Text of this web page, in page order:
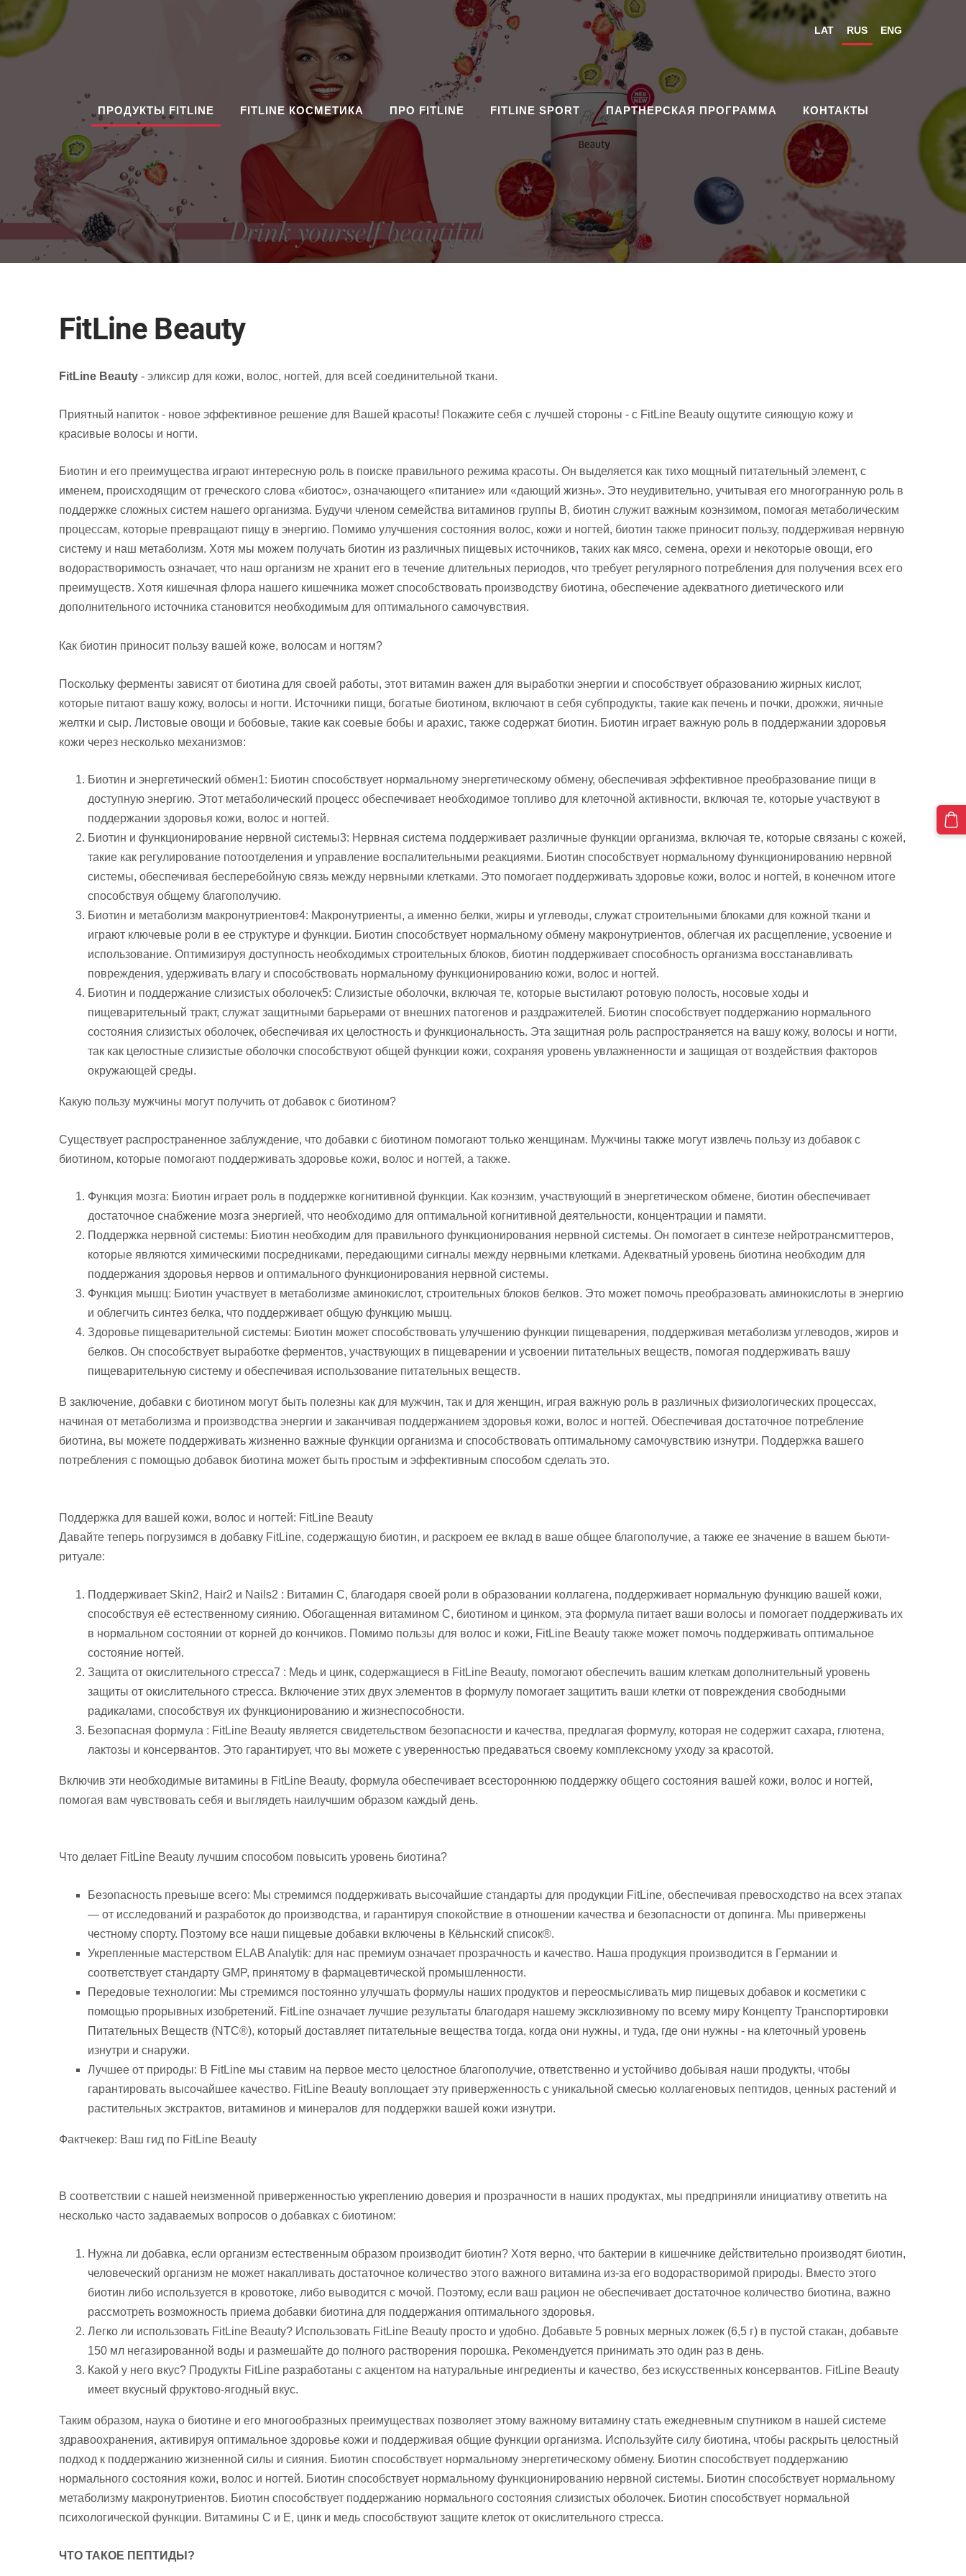
LAT RUS ENG
ПРОДУКТЫ FITLINE FITLINE КОСМЕТИКА ПРО FITLINE FITLINE SPORT ПАРТНЕРСКАЯ ПРОГРАММА КОНТАКТЫ
FitLine Beauty
FitLine Beauty - эликсир для кожи, волос, ногтей, для всей соединительной ткани.
Приятный напиток - новое эффективное решение для Вашей красоты! Покажите себя с лучшей стороны - с FitLine Beauty ощутите сияющую кожу и
красивые волосы и ногти.
Биотин и его преимущества играют интересную роль в поиске правильного режима красоты. Он выделяется как тихо мощный питательный элемент, с
именем, происходящим от греческого слова «биотос», означающего «питание» или «дающий жизнь». Это неудивительно, учитывая его многогранную роль в
поддержке сложных систем нашего организма. Будучи членом семейства витаминов группы B, биотин служит важным коэнзимом, помогая метаболическим
процессам, которые превращают пищу в энергию. Помимо улучшения состояния волос, кожи и ногтей, биотин также приносит пользу, поддерживая нервную
систему и наш метаболизм. Хотя мы можем получать биотин из различных пищевых источников, таких как мясо, семена, орехи и некоторые овощи, его
водорастворимость означает, что наш организм не хранит его в течение длительных периодов, что требует регулярного потребления для получения всех его
преимуществ. Хотя кишечная флора нашего кишечника может способствовать производству биотина, обеспечение адекватного диетического или
дополнительного источника становится необходимым для оптимального самочувствия.
Как биотин приносит пользу вашей коже, волосам и ногтям?
Поскольку ферменты зависят от биотина для своей работы, этот витамин важен для выработки энергии и способствует образованию жирных кислот,
которые питают вашу кожу, волосы и ногти. Источники пищи, богатые биотином, включают в себя субпродукты, такие как печень и почки, дрожжи, яичные
желтки и сыр. Листовые овощи и бобовые, такие как соевые бобы и арахис, также содержат биотин. Биотин играет важную роль в поддержании здоровья
кожи через несколько механизмов:
Биотин и энергетический обмен1: Биотин способствует нормальному энергетическому обмену, обеспечивая эффективное преобразование пищи в
доступную энергию. Этот метаболический процесс обеспечивает необходимое топливо для клеточной активности, включая те, которые участвуют в
поддержании здоровья кожи, волос и ногтей.
Биотин и функционирование нервной системы3: Нервная система поддерживает различные функции организма, включая те, которые связаны с кожей,
такие как регулирование потоотделения и управление воспалительными реакциями. Биотин способствует нормальному функционированию нервной
системы, обеспечивая бесперебойную связь между нервными клетками. Это помогает поддерживать здоровье кожи, волос и ногтей, в конечном итоге
способствуя общему благополучию.
Биотин и метаболизм макронутриентов4: Макронутриенты, а именно белки, жиры и углеводы, служат строительными блоками для кожной ткани и
играют ключевые роли в ее структуре и функции. Биотин способствует нормальному обмену макронутриентов, облегчая их расщепление, усвоение и
использование. Оптимизируя доступность необходимых строительных блоков, биотин поддерживает способность организма восстанавливать
повреждения, удерживать влагу и способствовать нормальному функционированию кожи, волос и ногтей.
Биотин и поддержание слизистых оболочек5: Слизистые оболочки, включая те, которые выстилают ротовую полость, носовые ходы и
пищеварительный тракт, служат защитными барьерами от внешних патогенов и раздражителей. Биотин способствует поддержанию нормального
состояния слизистых оболочек, обеспечивая их целостность и функциональность. Эта защитная роль распространяется на вашу кожу, волосы и ногти,
так как целостные слизистые оболочки способствуют общей функции кожи, сохраняя уровень увлажненности и защищая от воздействия факторов
окружающей среды.
Какую пользу мужчины могут получить от добавок с биотином?
Существует распространенное заблуждение, что добавки с биотином помогают только женщинам. Мужчины также могут извлечь пользу из добавок с
биотином, которые помогают поддерживать здоровье кожи, волос и ногтей, а также.
Функция мозга: Биотин играет роль в поддержке когнитивной функции. Как коэнзим, участвующий в энергетическом обмене, биотин обеспечивает
достаточное снабжение мозга энергией, что необходимо для оптимальной когнитивной деятельности, концентрации и памяти.
Поддержка нервной системы: Биотин необходим для правильного функционирования нервной системы. Он помогает в синтезе нейротрансмиттеров,
которые являются химическими посредниками, передающими сигналы между нервными клетками. Адекватный уровень биотина необходим для
поддержания здоровья нервов и оптимального функционирования нервной системы.
Функция мышц: Биотин участвует в метаболизме аминокислот, строительных блоков белков. Это может помочь преобразовать аминокислоты в энергию
и облегчить синтез белка, что поддерживает общую функцию мышц.
Здоровье пищеварительной системы: Биотин может способствовать улучшению функции пищеварения, поддерживая метаболизм углеводов, жиров и
белков. Он способствует выработке ферментов, участвующих в пищеварении и усвоении питательных веществ, помогая поддерживать вашу
пищеварительную систему и обеспечивая использование питательных веществ.
В заключение, добавки с биотином могут быть полезны как для мужчин, так и для женщин, играя важную роль в различных физиологических процессах,
начиная от метаболизма и производства энергии и заканчивая поддержанием здоровья кожи, волос и ногтей. Обеспечивая достаточное потребление
биотина, вы можете поддерживать жизненно важные функции организма и способствовать оптимальному самочувствию изнутри. Поддержка вашего
потребления с помощью добавок биотина может быть простым и эффективным способом сделать это.
Поддержка для вашей кожи, волос и ногтей: FitLine Beauty
Давайте теперь погрузимся в добавку FitLine, содержащую биотин, и раскроем ее вклад в ваше общее благополучие, а также ее значение в вашем бьюти-
ритуале:
Поддерживает Skin2, Hair2 и Nails2 : Витамин C, благодаря своей роли в образовании коллагена, поддерживает нормальную функцию вашей кожи,
способствуя её естественному сиянию. Обогащенная витамином C, биотином и цинком, эта формула питает ваши волосы и помогает поддерживать их
в нормальном состоянии от корней до кончиков. Помимо пользы для волос и кожи, FitLine Beauty также может помочь поддерживать оптимальное
состояние ногтей.
Защита от окислительного стресса7 : Медь и цинк, содержащиеся в FitLine Beauty, помогают обеспечить вашим клеткам дополнительный уровень
защиты от окислительного стресса. Включение этих двух элементов в формулу помогает защитить ваши клетки от повреждения свободными
радикалами, способствуя их функционированию и жизнеспособности.
Безопасная формула : FitLine Beauty является свидетельством безопасности и качества, предлагая формулу, которая не содержит сахара, глютена,
лактозы и консервантов. Это гарантирует, что вы можете с уверенностью предаваться своему комплексному уходу за красотой.
Включив эти необходимые витамины в FitLine Beauty, формула обеспечивает всестороннюю поддержку общего состояния вашей кожи, волос и ногтей,
помогая вам чувствовать себя и выглядеть наилучшим образом каждый день.
Что делает FitLine Beauty лучшим способом повысить уровень биотина?
Безопасность превыше всего: Мы стремимся поддерживать высочайшие стандарты для продукции FitLine, обеспечивая превосходство на всех этапах
— от исследований и разработок до производства, и гарантируя спокойствие в отношении качества и безопасности от допинга. Мы привержены
честному спорту. Поэтому все наши пищевые добавки включены в Кёльнский список®.
Укрепленные мастерством ELAB Analytik: для нас премиум означает прозрачность и качество. Наша продукция производится в Германии и
соответствует стандарту GMP, принятому в фармацевтической промышленности.
Передовые технологии: Мы стремимся постоянно улучшать формулы наших продуктов и переосмысливать мир пищевых добавок и косметики с
помощью прорывных изобретений. FitLine означает лучшие результаты благодаря нашему эксклюзивному по всему миру Концепту Транспортировки
Питательных Веществ (NTC®), который доставляет питательные вещества тогда, когда они нужны, и туда, где они нужны - на клеточный уровень
изнутри и снаружи.
Лучшее от природы: В FitLine мы ставим на первое место целостное благополучие, ответственно и устойчиво добывая наши продукты, чтобы
гарантировать высочайшее качество. FitLine Beauty воплощает эту приверженность с уникальной смесью коллагеновых пептидов, ценных растений и
растительных экстрактов, витаминов и минералов для поддержки вашей кожи изнутри.
Фактчекер: Ваш гид по FitLine Beauty
В соответствии с нашей неизменной приверженностью укреплению доверия и прозрачности в наших продуктах, мы предприняли инициативу ответить на
несколько часто задаваемых вопросов о добавках с биотином:
Нужна ли добавка, если организм естественным образом производит биотин? Хотя верно, что бактерии в кишечнике действительно производят биотин,
человеческий организм не может накапливать достаточное количество этого важного витамина из-за его водорастворимой природы. Вместо этого
биотин либо используется в кровотоке, либо выводится с мочой. Поэтому, если ваш рацион не обеспечивает достаточное количество биотина, важно
рассмотреть возможность приема добавки биотина для поддержания оптимального здоровья.
Легко ли использовать FitLine Beauty? Использовать FitLine Beauty просто и удобно. Добавьте 5 ровных мерных ложек (6,5 г) в пустой стакан, добавьте
150 мл негазированной воды и размешайте до полного растворения порошка. Рекомендуется принимать это один раз в день.
Какой у него вкус? Продукты FitLine разработаны с акцентом на натуральные ингредиенты и качество, без искусственных консервантов. FitLine Beauty
имеет вкусный фруктово-ягодный вкус.
Таким образом, наука о биотине и его многообразных преимуществах позволяет этому важному витамину стать ежедневным спутником в нашей системе
здравоохранения, активируя оптимальное здоровье кожи и поддерживая общие функции организма. Используйте силу биотина, чтобы раскрыть целостный
подход к поддержанию жизненной силы и сияния. Биотин способствует нормальному энергетическому обмену. Биотин способствует поддержанию
нормального состояния кожи, волос и ногтей. Биотин способствует нормальному функционированию нервной системы. Биотин способствует нормальному
метаболизму макронутриентов. Биотин способствует поддержанию нормального состояния слизистых оболочек. Биотин способствует нормальной
психологической функции. Витамины C и E, цинк и медь способствуют защите клеток от окислительного стресса.
ЧТО ТАКОЕ ПЕПТИДЫ?